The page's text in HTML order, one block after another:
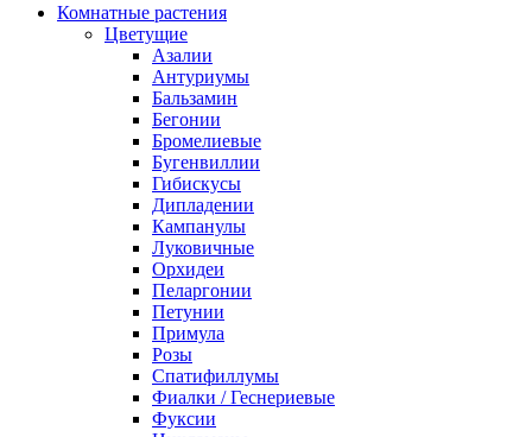
Комнатные растения
Цветущие
Азалии
Антуриумы
Бальзамин
Бегонии
Бромелиевые
Бугенвиллии
Гибискусы
Дипладении
Кампанулы
Луковичные
Орхидеи
Пеларгонии
Петунии
Примула
Розы
Спатифиллумы
Фиалки / Геснериевые
Фуксии